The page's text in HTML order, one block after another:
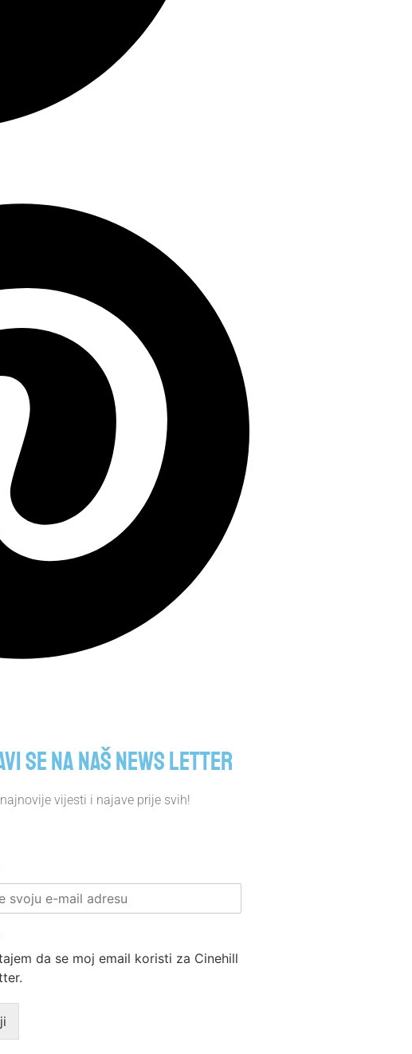
se na naš news letter
vijesti i najave prije svih!
da se moj email koristi za Cinehill